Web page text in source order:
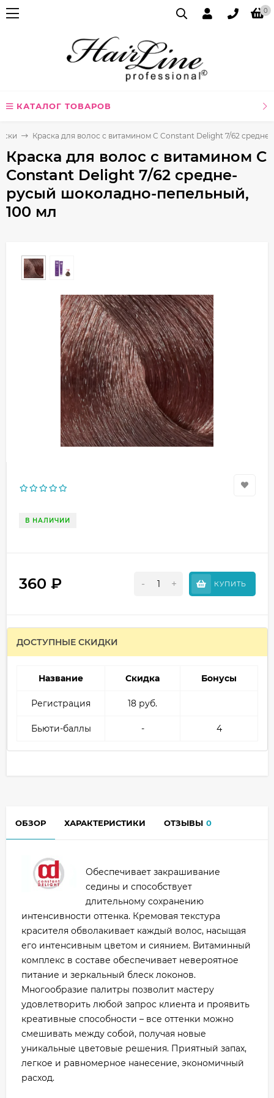
0
КАТАЛОГ ТОВАРОВ
Краска для волос с витамином C Constant Delight 7/62
Краска для волос с витамином C
Constant Delight 7/62 средне-
русый шоколадно-пепельный,
100 мл
В НАЛИЧИИ
360 ₽ - + КУПИТЬ
ДОСТУПНЫЕ СКИДКИ
Название Скидка Бонусы
Регистрация 18 руб.
Бьюти-баллы - 4
ОБЗОР ХАРАКТЕРИСТИКИ ОТЗЫВЫ 0
Обеспечивает закрашивание
седины и способствует
длительному сохранению
интенсивности оттенка. Кремовая текстура
красителя обволакивает каждый волос, насыщая
его интенсивным цветом и сиянием. Витаминный
комплекс в составе обеспечивает невероятное
питание и зеркальный блеск локонов.
Многообразие палитры позволит мастеру
удовлетворить любой запрос клиента и проявить
креативные способности – все оттенки можно
смешивать между собой, получая новые
уникальные цветовые решения. Приятный запах,
легкое и равномерное нанесение, экономичный
расход.